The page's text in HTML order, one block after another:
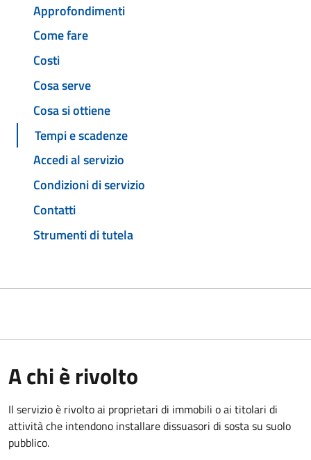
Approfondimenti
Come fare
Costi
Cosa serve
Cosa si ottiene
Tempi e scadenze
Accedi al servizio
Condizioni di servizio
Contatti
Strumenti di tutela
A chi è rivolto
Il servizio è rivolto ai proprietari di immobili o ai titolari di
attività che intendono installare dissuasori di sosta su suolo
pubblico.